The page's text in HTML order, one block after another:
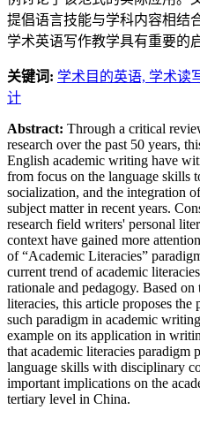
提倡语言技能与学科内容相结
学术英语写作教学具有重要的
关键词: 学术目的英语, 学术读
计
Abstract: Through a critical
research over the past 50 years,
English academic writing have
from focus on the language skills
socialization, and the integration
subject matter in recent years.
research field writers' personal
context have gained more
of “Academic Literacies”
current trend of academic
rationale and pedagogy. Based
literacies, this article proposes
such paradigm in academic
example on its application in
that academic literacies paradigm
language skills with disciplinary
important implications on the
tertiary level in China.